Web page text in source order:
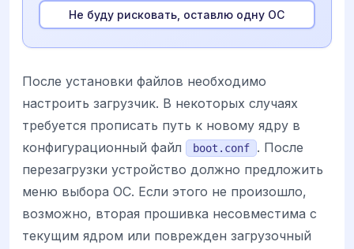
Не буду рисковать, оставлю одну ОС
После установки файлов необходимо
настроить загрузчик. В некоторых случаях
требуется прописать путь к новому ядру в
конфигурационный файл
boot.conf
. После
перезагрузки устройство должно предложить
меню выбора ОС. Если этого не произошло,
возможно, вторая прошивка несовместима с
текущим ядром или поврежден загрузочный